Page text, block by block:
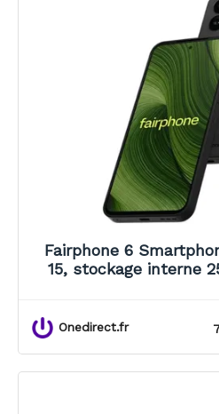
Fairphone 6
15, stockage interne
Onedirect.fr